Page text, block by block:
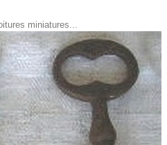
miniatures...